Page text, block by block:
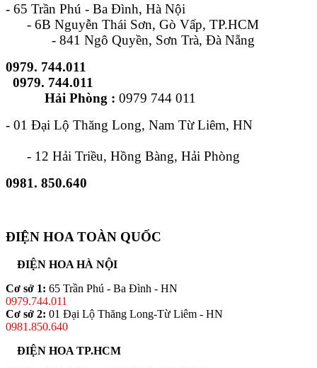
- 65 Trần Phú - Ba Đình, Hà Nội
- 6B Nguyễn Thái Sơn, Gò Vấp, TP.HCM
- 841 Ngô Quyền, Sơn Trà, Đà Nẵng
0979. 744.011
0979. 744.011
Hải Phòng : 0979 744 011
- 01 Đại Lộ Thăng Long, Nam Từ Liêm, HN
- 12 Hải Triều, Hồng Bàng, Hải Phòng
0981. 850.640
ĐIỆN HOA TOÀN QUỐC
ĐIỆN HOA HÀ NỘI
Cơ sở 1: 65 Trần Phú - Ba Đình - HN
0979.744.011
Cơ sở 2: 01 Đại Lộ Thăng Long-Từ Liêm - HN
0981.850.640
ĐIỆN HOA TP.HCM